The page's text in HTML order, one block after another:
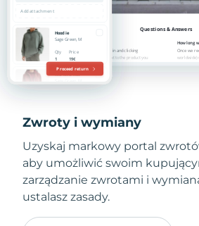
Zwroty i wymiany
Uzyskaj markowy portal
aby umożliwić swoim
zarządzanie zwrotami i
ustalasz zasady.